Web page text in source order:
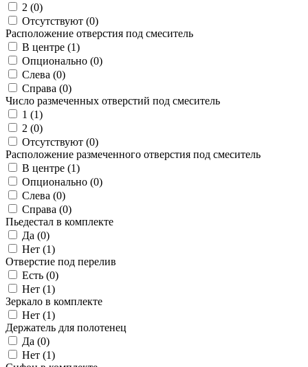
2 (0)
Отсутствуют (0)
Расположение отверстия под смеситель
В центре (1)
Опционально (0)
Слева (0)
Справа (0)
Число размеченных отверстий под смеситель
1 (1)
2 (0)
Отсутствуют (0)
Расположение размеченного отверстия под смеситель
В центре (1)
Опционально (0)
Слева (0)
Справа (0)
Пьедестал в комплекте
Да (0)
Нет (1)
Отверстие под перелив
Есть (0)
Нет (1)
Зеркало в комплекте
Нет (1)
Держатель для полотенец
Да (0)
Нет (1)